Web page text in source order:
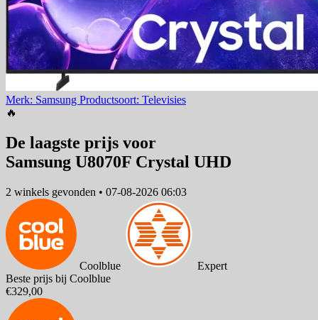
Merk: Samsung Productsoort: Televisies
🔥
De laagste prijs voor
Samsung U8070F Crystal UHD
2 winkels gevonden • 07-08-2026 06:03
Coolblue
Expert
Beste prijs bij Coolblue
€329,00